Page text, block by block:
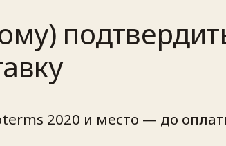
2020 и место — до